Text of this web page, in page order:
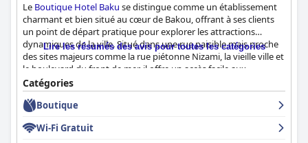
Le Boutique Hotel Baku se distingue comme un établissement
charmant et bien situé au cœur de Bakou, offrant à ses clients
un point de départ pratique pour explorer les attractions
dynamiques de la ville. Situé dans une rue paisible mais proche
des sites majeurs comme la rue piétonne Nizami, la vieille ville et
le boulevard du front de mer, il offre un accès facile aux
monuments, aux zones commerçantes et aux options de
restauration. Cet emplacement central mais tranquille est un
atout indéniable, souvent décrit comme parfait, exceptionnel et
souhaitant s'immerger pleinement dans le charme de Bakou.
Lire les résumés des avis pour toutes les catégories
Catégories
Boutique
Wi-Fi Gratuit